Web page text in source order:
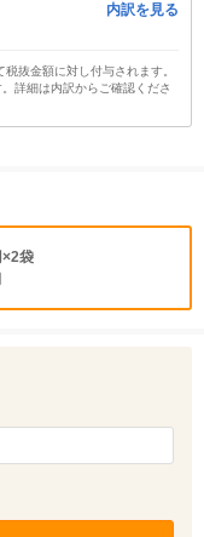
内訳を見る
抜金額に対し付与されます。
詳細は内訳からご確認くださ
袋